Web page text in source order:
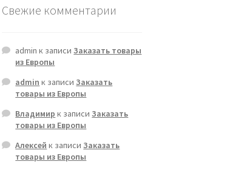
Свежие комментарии
admin к записиЗаказать товары
из Европы
admin к записиЗаказать
товары из Европы
Владимир к записиЗаказать
товары из Европы
Алексей к записиЗаказать
товары из Европы